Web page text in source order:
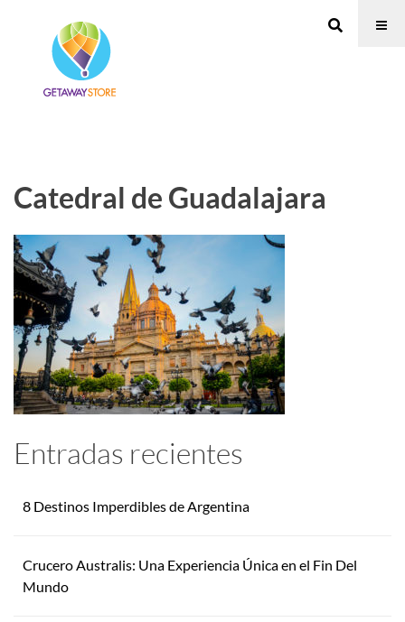
Catedral de Guadalajara
Entradas recientes
8 Destinos Imperdibles de Argentina
Crucero Australis: Una Experiencia Única en el Fin Del
Mundo